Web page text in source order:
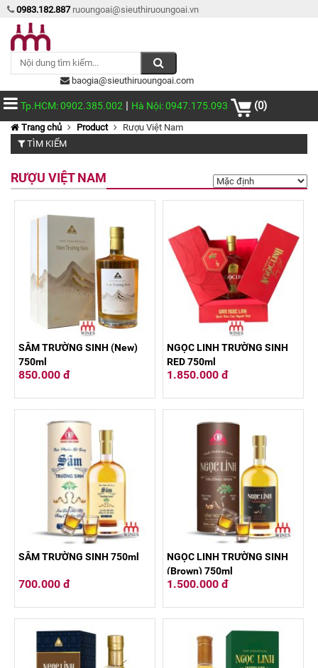
0983.182.887 ruoungoai@sieuthiruoungoai.vn
baogia@sieuthiruoungoai.com
Tp.HCM: 0902.385.002 | Hà Nội: 0947.175.093 (0)
Trang chủ Product
Rượu Việt Nam
TÌM KIẾM
RƯỢU VIỆT NAM
SÂM TRƯỜNG SINH (New)
750ml
850.000 đ
NGỌC LINH TRƯỜNG SINH
RED 750ml
1.850.000 đ
SÂM TRƯỜNG SINH 750ml
700.000 đ
NGỌC LINH TRƯỜNG SINH
(Brown) 750ml
1.500.000 đ